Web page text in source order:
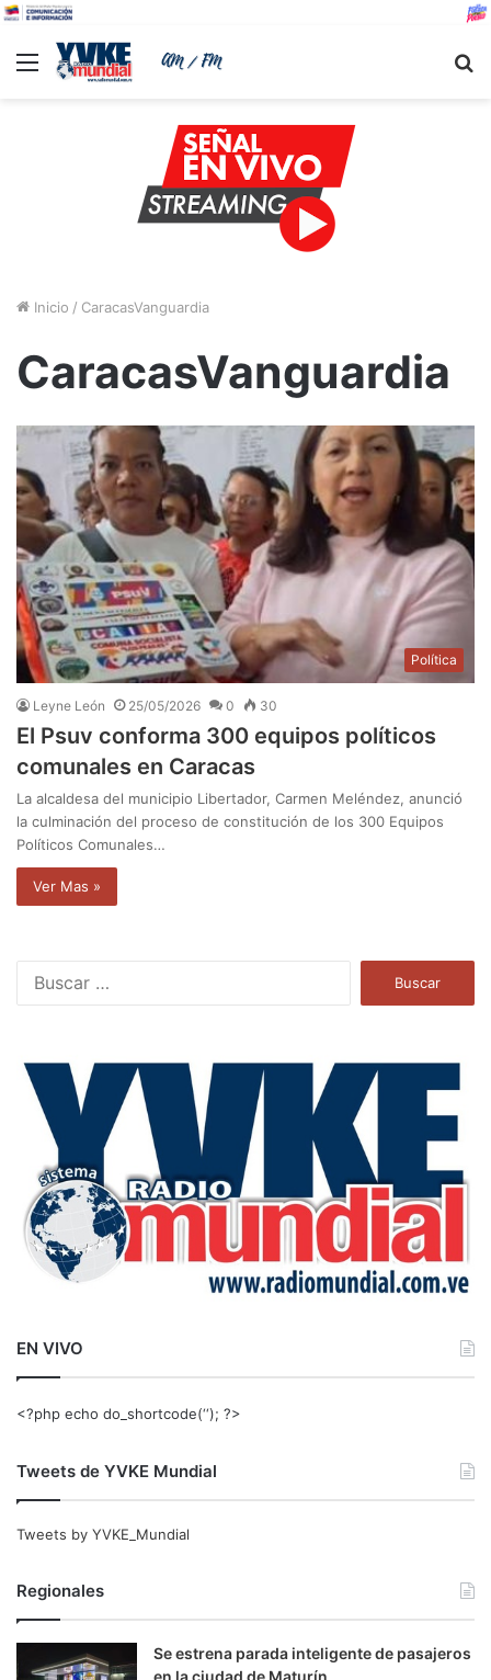
Menu
Inicio / CaracasVanguardia
CaracasVanguardia
Política
Leyne León 25/05/2026 0 30
El Psuv conforma 300 equipos políticos
comunales en Caracas
La alcaldesa del municipio Libertador, Carmen Meléndez, anunció
la culminación del proceso de constitución de los 300 Equipos
Políticos Comunales…
Ver Mas »
a
EN VIVO
<?php echo do_shortcode(‘‘); ?>
Tweets de YVKE Mundial
Tweets by YVKE_Mundial
Regionales
Se estrena parada inteligente de pasajeros
en la ciudad de Maturín